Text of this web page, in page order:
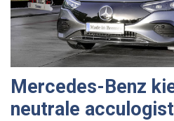
Mercedes-Benz
neutrale